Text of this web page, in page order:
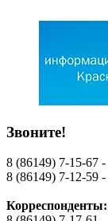
Звоните!
8 (86149) 7-15-67 -
8 (86149) 7-12-59 -
Корреспонденты: